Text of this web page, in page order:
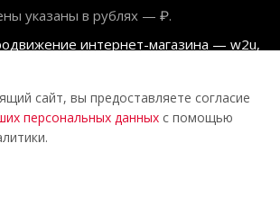
указаны в рублях — ₽.
интернет-магазина — w2u,
«Полар центр», 2026
соглашение
персональных данных
сайт, вы предоставляете согласие
персональных данных с помощью